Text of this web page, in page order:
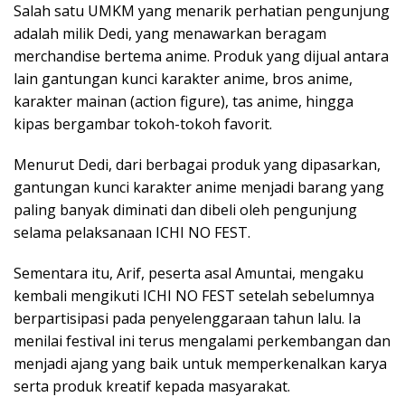
Salah satu UMKM yang menarik perhatian pengunjung
adalah milik Dedi, yang menawarkan beragam
merchandise bertema anime. Produk yang dijual antara
lain gantungan kunci karakter anime, bros anime,
karakter mainan (action figure), tas anime, hingga
kipas bergambar tokoh-tokoh favorit.
Menurut Dedi, dari berbagai produk yang dipasarkan,
gantungan kunci karakter anime menjadi barang yang
paling banyak diminati dan dibeli oleh pengunjung
selama pelaksanaan ICHI NO FEST.
Sementara itu, Arif, peserta asal Amuntai, mengaku
kembali mengikuti ICHI NO FEST setelah sebelumnya
berpartisipasi pada penyelenggaraan tahun lalu. Ia
menilai festival ini terus mengalami perkembangan dan
menjadi ajang yang baik untuk memperkenalkan karya
serta produk kreatif kepada masyarakat.